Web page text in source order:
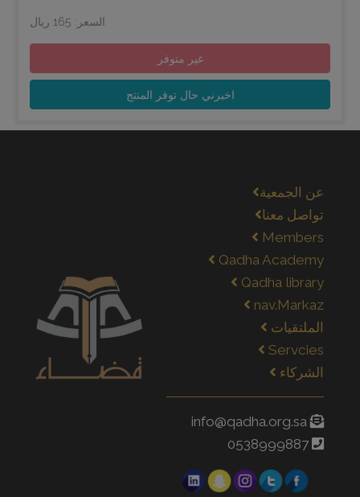
السعر: 165 ريال
غير متوفر
اخبرني حال توفر المنتج
عن الجمعية
تواصل معنا
Members
Qadha Academy
Qadha library
nav.Markaz
الملتقيات
Servcies
الشركاء
info@qadha.org.sa
0538999887